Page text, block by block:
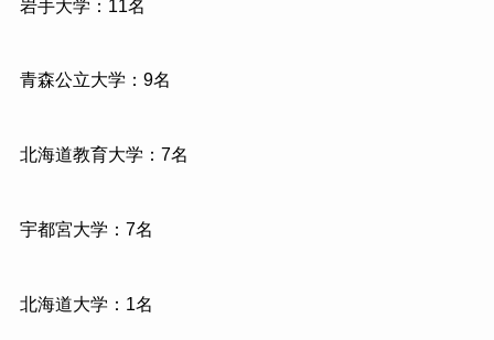
岩手大学：11名
青森公立大学：9名
北海道教育大学：7名
宇都宮大学：7名
北海道大学：1名